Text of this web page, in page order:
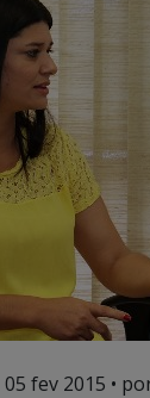
05 fev 2015 •